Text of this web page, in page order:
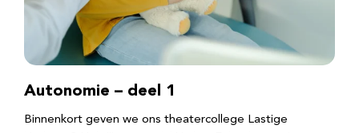
Autonomie – deel 1
Binnenkort geven we ons theatercollege Lastige